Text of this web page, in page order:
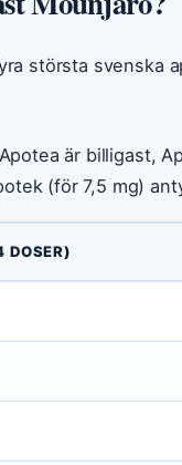
största svenska
är billigast,
(för 7,5 mg)
DOSER)